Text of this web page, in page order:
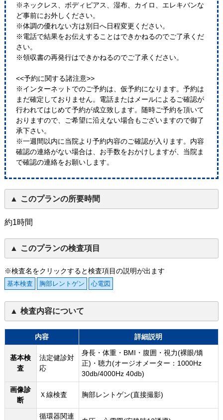
※ネックレス、ボディピアス、湿布、カイロ、エレキバンな
ど事前にお外しください。
※体調の優れない方は別日へ日程変更ください。
※電話で結果をお伝えすることはできかねるのでご了承くだ
さい。
※領収書の再発行はできかねるのでご了承ください。
<<予約に関する諸注意>>
※インターネットでのご予約は、仮予約になります。予約は
まだ確定しておりません。電話またはメールによるご確認が
行われてはじめて予約が成立致します。随時ご予約を頂いて
おりますので、ご希望に沿えない場合もございますので御了
承下さい。
※一週間以内に当院より予約内容のご確認が入ります。内容
確認の連絡がない場合は、お手数をおかけしますが、当院ま
で確認の連絡をお願いします。
このプランの所要時間
約1時間
このプランの検査項目
※検査名をクリックすると検査項目の説明が出ます
基本検査 胸部レントゲン 心電図
検査内容について
内容 詳細説明
基本検
査
法定健診対
応
身長・体重・BMI・腹囲・視力(裸眼/矯
正)・聴力(オージオメーター：1000Hz
30db/4000Hz 40db)
画像診
断
Ｘ線検査 胸部レントゲン(直接撮影)
循環器関連